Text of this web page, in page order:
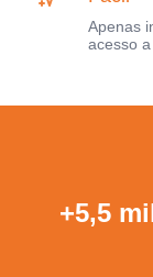
Apenas
acesso
+5,5